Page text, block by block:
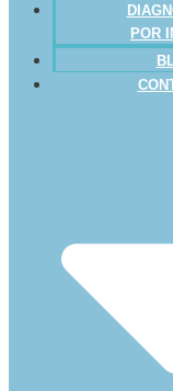
POR
En este post
cuenta antes de
nuestra familia.
Hay que
recibir un
estar